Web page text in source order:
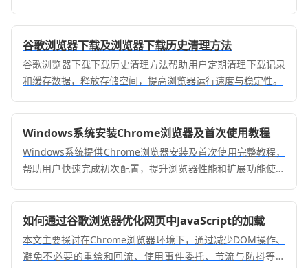
谷歌浏览器下载及浏览器下载历史清理方法
谷歌浏览器下载下载历史清理方法帮助用户定期清理下载记录
和缓存数据，释放存储空间，提高浏览器运行速度与稳定性。
Windows系统安装Chrome浏览器及首次使用教程
Windows系统提供Chrome浏览器安装及首次使用完整教程，
帮助用户快速完成初次配置，提升浏览器性能和扩展功能使用
如何通过谷歌浏览器优化网页中JavaScript的加载
本文主要探讨在Chrome浏览器环境下，通过减少DOM操作、
避免不必要的重绘和回流、使用事件委托、节流与防抖等方